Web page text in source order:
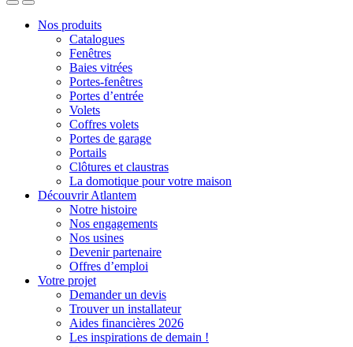
Nos produits
Catalogues
Fenêtres
Baies vitrées
Portes-fenêtres
Portes d’entrée
Volets
Coffres volets
Portes de garage
Portails
Clôtures et claustras
La domotique pour votre maison
Découvrir Atlantem
Notre histoire
Nos engagements
Nos usines
Devenir partenaire
Offres d’emploi
Votre projet
Demander un devis
Trouver un installateur
Aides financières 2026
Les inspirations de demain !